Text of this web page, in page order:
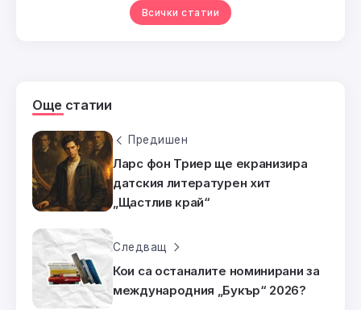
Всички статии
Още статии
Предишен
Ларс фон Триер ще екранизира
датския литературен хит
„Щастлив край“
Следващ
Кои са останалите номинирани за
международния „Букър“ 2026?